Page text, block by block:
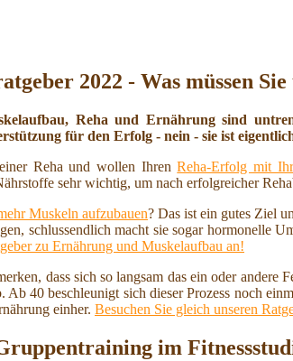
2022 - Was müssen
Reha und Ernährung sind
für den Erfolg - nein - sie ist
Reha und wollen IhrenReha-Erfolg mit
sehr wichtig, um nach erfolgreicher
Muskeln aufzubauen? Das ist ein gutes Ziel
schlussendlich macht sie sogar hormonelle
zu Ernährung und Muskelaufbau an!
dass sich so langsam das ein oder
40 beschleunigt sich dieser Prozess noch
einher. Besuchen Sie gleich unseren
im